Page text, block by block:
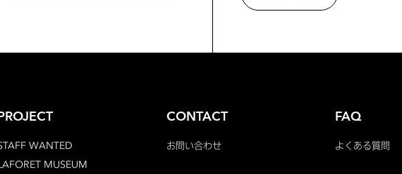
PROJECT
WANTED
MUSEUM
CONTACT
お問い合わせ
FAQ
よくある質問